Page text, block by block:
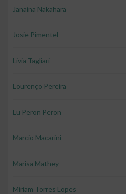
Janaina Nakahara
Josie Pimentel
Livia Tagliari
Lourenço Pereira
Lu Peron Peron
Marcio Macarini
Marisa Mathey
Miriam Torres Lopes